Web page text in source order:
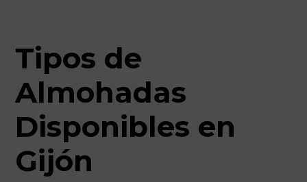
Tipos de
Almohadas
Disponibles en
Gijón